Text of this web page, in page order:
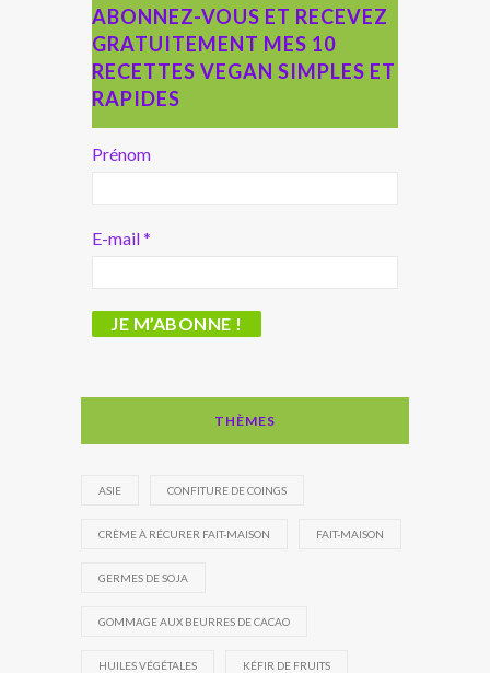
ABONNEZ-VOUS ET RECEVEZ
GRATUITEMENT MES 10
RECETTES VEGAN SIMPLES ET
RAPIDES
Prénom
E-mail*
THÈMES
ASIE CONFITURE DE COINGS
CRÈME À RÉCURER FAIT-MAISON FAIT-MAISON
GERMES DE SOJA
GOMMAGE AUX BEURRES DE CACAO
HUILES VÉGÉTALES KÉFIR DE FRUITS